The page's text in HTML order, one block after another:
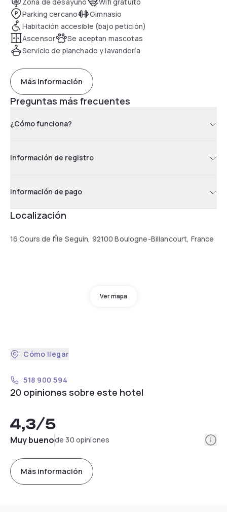
Parking cercano
Gimnasio
Habitación accesible (bajo petición)
Ascensor
Se aceptan mascotas
Servicio de planchado y lavandería
Más información
Preguntas más frecuentes
¿Cómo funciona?
Información de registro
Información de pago
Localización
16 Cours de l'Île Seguin, 92100 Boulogne-Billancourt, France
Ver mapa
Cómo llegar
518 900 594
20 opiniones sobre este hotel
4,3/5
Muy buenode 30 opiniones
Más información